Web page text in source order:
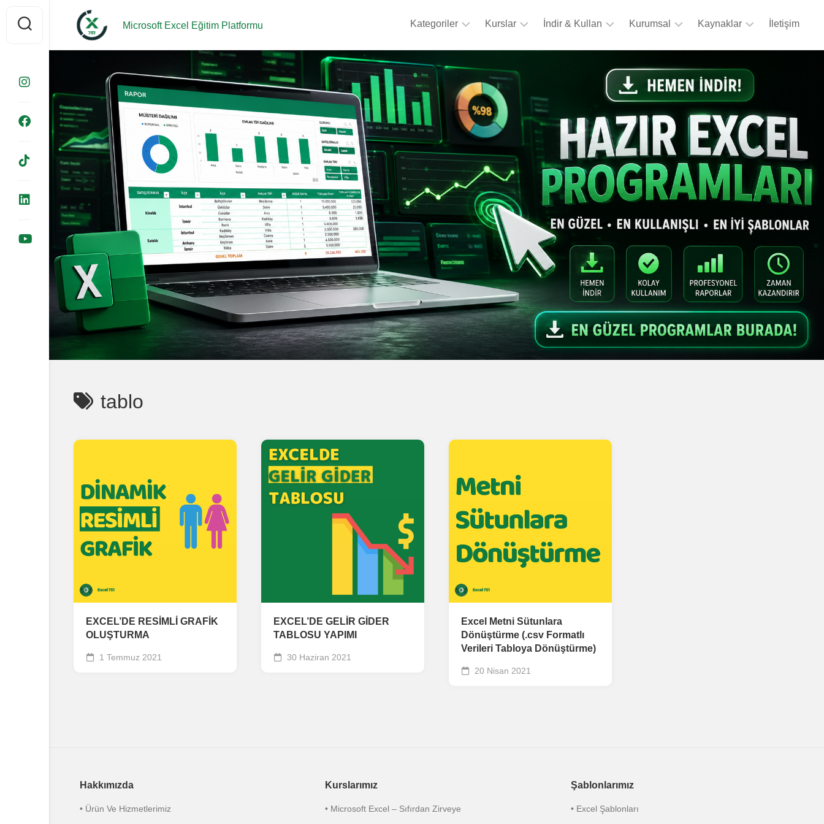
content
Microsoft Excel Eğitim Platformu Kategoriler
Formüller
Kısayollar
Grafik
Yapıları
Macro
&
VBA
Eklentiler
Biçimlendirme
Veri
Araçları
Tasarım
Genel
Kurslar
Zirveye
Eğitimi
Veri
Analizi
Eğitimi
Power
Query
Eğitimi
Pivot
Tablolar
Formüller
Kursu
SSS
İndir & Kullan
PowerPoint
Şablonları
SSS
Kurumsal
Referanslar
Kaynaklar
Şablon
Dosyaları
Excel
Sekmeleri
———–
Kısayollar
Listesi
İşlev
Formüller
Listesi
———–
Excel
VBA
Kodları
Excel
İletişim
tablo
EXCEL’DE RESİMLİ GRAFİK
OLUŞTURMA
1 Temmuz 2021
EXCEL’DE GELİR GİDER
TABLOSU YAPIMI
30 Haziran 2021
Excel Metni Sütunlara
Dönüştürme (.csv Formatlı
Verileri Tabloya Dönüştürme)
20 Nisan 2021
Hakkımızda
• Ürün Ve Hizmetlerimiz
Kurslarımız
• Microsoft Excel – Sıfırdan Zirveye
Şablonlarımız
• Excel Şablonları